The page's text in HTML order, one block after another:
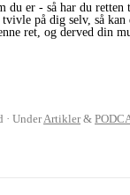
du er - så har du
på dig selv, så
ret, og derved din
UnderArtikler&